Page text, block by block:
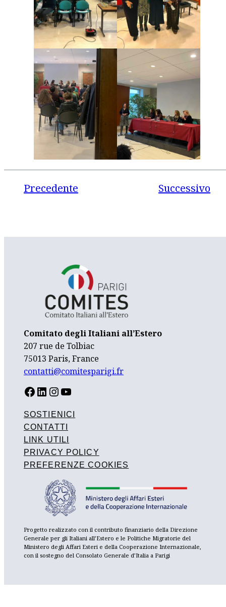
Precedente Successivo
Comitato degli Italiani all’Estero
207 rue de Tolbiac
75013 Paris, France
contatti@comitesparigi.fr
FACEBOOK LINKEDIN INSTAGRAM YOUTUBE
SOSTIENICI
CONTATTI
LINK UTILI
PRIVACY POLICY
PREFERENZE COOKIES
Progetto realizzato con il contributo finanziario della Direzione
Generale per gli Italiani all’Estero e le Politiche Migratorie del
Ministero degli Affari Esteri e della Cooperazione Internazionale,
con il sostegno del Consolato Generale d’Italia a Parigi